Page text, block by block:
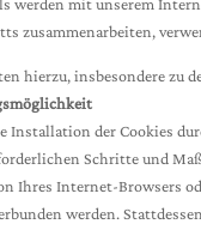
zusammenarbeiten,
hierzu, insbesondere zu
Installation der Cookies
Schritte und
Ihres Internet-Browsers
werden.